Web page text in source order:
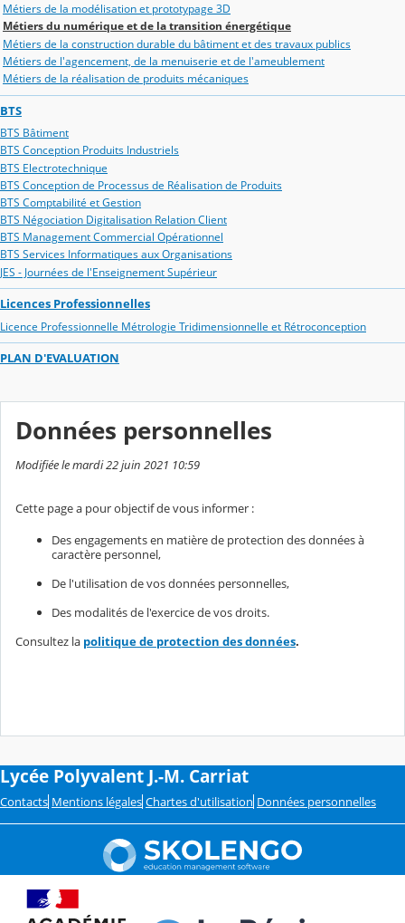
Métiers de la modélisation et prototypage 3D
Métiers du numérique et de la transition énergétique
Métiers de la construction durable du bâtiment et des travaux publics
Métiers de l'agencement, de la menuiserie et de l'ameublement
Métiers de la réalisation de produits mécaniques
BTS
BTS Bâtiment
BTS Conception Produits Industriels
BTS Electrotechnique
BTS Conception de Processus de Réalisation de Produits
BTS Comptabilité et Gestion
BTS Négociation Digitalisation Relation Client
BTS Management Commercial Opérationnel
BTS Services Informatiques aux Organisations
JES - Journées de l'Enseignement Supérieur
Licences Professionnelles
Licence Professionnelle Métrologie Tridimensionnelle et Rétroconception
PLAN D'EVALUATION
Données personnelles
Modifiée le mardi 22 juin 2021 10:59
Cette page a pour objectif de vous informer :
Des engagements en matière de protection des données à
caractère personnel,
De l'utilisation de vos données personnelles,
Des modalités de l'exercice de vos droits.
Consultez la politique de protection des données.
Lycée Polyvalent J.-M. Carriat
Contacts Mentions légales Chartes d'utilisation Données personnelles